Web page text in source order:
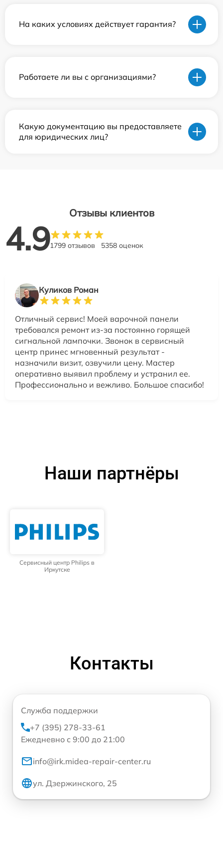
На каких условиях действует гарантия?
Работаете ли вы с организациями?
Какую документацию вы предоставляете
для юридических лиц?
Отзывы клиентов
4.91799 отзывов 5358 оценок
Куликов Роман
Отличный сервис! Моей варочной панели
требовался ремонт из-за постоянно горящей
сигнальной лампочки. Звонок в сервисный
центр принес мгновенный результат -
назначили визит, озвучили цену. Мастер
оперативно выявил проблему и устранил ее.
Профессионально и вежливо. Большое спасибо!
Наши партнёры
Сервисный центр Philips в
Иркутске
Контакты
Служба поддержки
+7 (395) 278-33-61
Ежедневно с 9:00 до 21:00
info@irk.midea-repair-center.ru
ул. Дзержинского, 25